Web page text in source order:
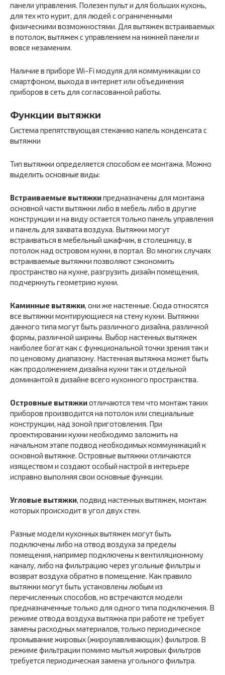
панели управления. Полезен пульт и для больших кухонь,
для тех кто курит, для людей с ограниченными
физическими возможностями. Для вытяжек встраиваемых
в потолок, вытяжек с управлением на нижней панели и
вовсе незаменим.
Наличие в приборе Wi-Fi модуля для коммуникации со
смартфоном, выхода в интернет или объединения
приборов в сеть для согласованной работы.
Функции вытяжки
Система препятствующая стеканию капель конденсата с
вытяжки
Тип вытяжки определяется способом ее монтажа. Можно
выделить основные виды:
Встраиваемые вытяжкипредназначены для монтажа
основной части вытяжки либо в мебель либо в другие
конструкции и на виду остается только панель управления
и панель для захвата воздуха. Вытяжки могут
встраиваться в мебельный шкафчик, в столешницу, в
потолок над островом кухни, в портал. Во многих случаях
встраиваемые вытяжки позволяют сэкономить
пространство на кухне, разгрузить дизайн помещения,
подчеркнуть геометрию кухни.
Каминные вытяжки, они же настенные. Сюда относятся
все вытяжки монтирующиеся на стену кухни. Вытяжки
данного типа могут быть различного дизайна, различной
формы, различной ширины. Выбор настенных вытяжек
наиболее богат как с функциональной точки зрения так и
по ценовому диапазону. Настенная вытяжка может быть
как продолжением дизайна кухни так и отдельной
доминантой в дизайне всего кухонного пространства.
Островные вытяжкиотличаются тем что монтаж таких
приборов производится на потолок или специальные
конструкции, над зоной приготовления. При
проектировании кухни необходимо заложить на
начальном этапе подвод необходимых коммуникаций к
основной вытяжке. Островные вытяжки отличаются
изяществом и создают особый настрой в интерьере
исправно выполняя свои основные функции.
Угловые вытяжки, подвид настенных вытяжек, монтаж
которых происходит в угол двух стен.
Разные модели кухонных вытяжек могут быть
подключены либо на отвод воздуха за пределы
помещения, например подключены к вентиляционному
каналу, либо на фильтрацию через угольные фильтры и
возврат воздуха обратно в помещение. Как правило
вытяжки могут быть установлены любым из
перечисленных способов, но встречаются модели
предназначенные только для одного типа подключения. В
режиме отвода воздуха вытяжка при работе не требует
замены расходных материалов, только периодическое
промывание жировых (жироулавливающих) фильтров. В
режиме фильтрации помимо мытья жировых фильтров
требуется периодическая замена угольного фильтра.